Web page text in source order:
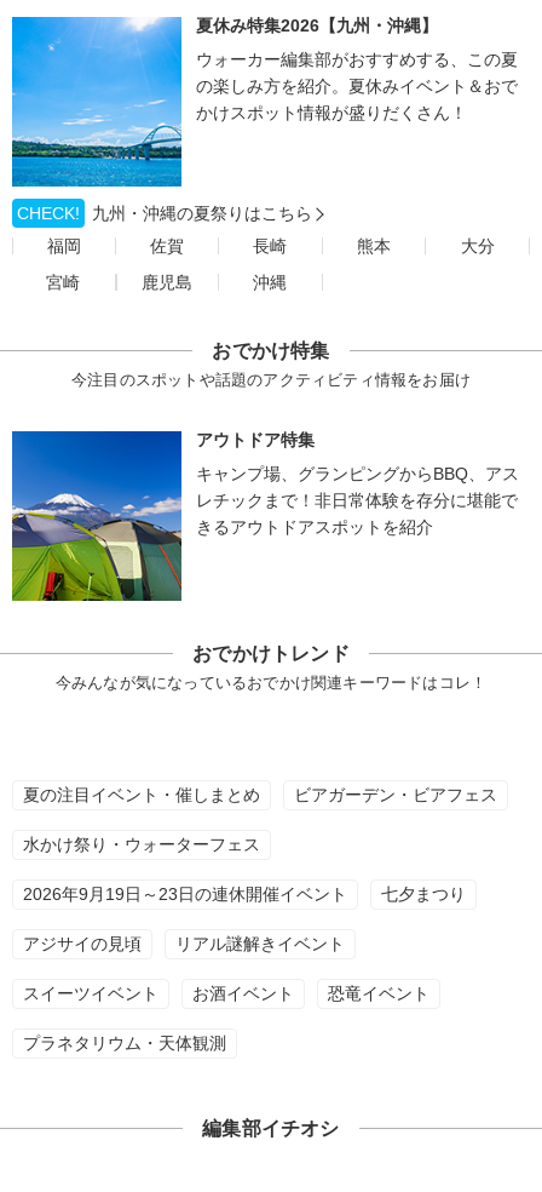
夏休み特集2026【九州・沖縄】
ウォーカー編集部がおすすめする、この夏
の楽しみ方を紹介。夏休みイベント＆おで
かけスポット情報が盛りだくさん！
CHECK!
九州・沖縄の夏祭りはこちら
福岡
佐賀 長崎 熊本
大分
宮崎
鹿児島 沖縄
おでかけ特集
今注目のスポットや話題のアクティビティ情報をお届け
アウトドア特集
キャンプ場、グランピングからBBQ、アス
レチックまで！非日常体験を存分に堪能で
きるアウトドアスポットを紹介
おでかけトレンド
今みんなが気になっているおでかけ関連キーワードはコレ！
夏の注目イベント・催しまとめ ビアガーデン・ビアフェス
水かけ祭り・ウォーターフェス
2026年9月19日～23日の連休開催イベント 七夕まつり
アジサイの見頃 リアル謎解きイベント
スイーツイベント お酒イベント 恐竜イベント
プラネタリウム・天体観測
編集部イチオシ